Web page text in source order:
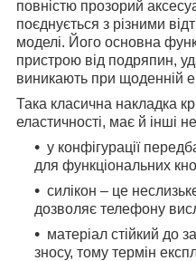
повністю прозорий
поєднується з різними
моделі. Його основна
пристрою від подряпин,
виникають при щоденній
Така класична накладка
еластичності, має й інші
у конфігурації
для функціональних
силікон – це
дозволяє телефону
матеріал стійкий до
зносу, тому термін